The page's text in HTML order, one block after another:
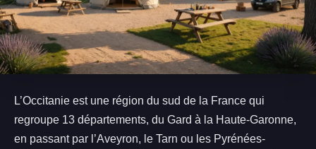
L’Occitanie est une région du sud de la France qui
regroupe 13 départements, du Gard à la Haute-Garonne,
en passant par l’Aveyron, le Tarn ou les Pyrénées-